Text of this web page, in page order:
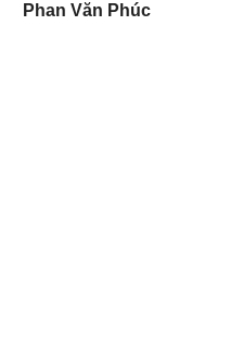
Phan Văn Phúc